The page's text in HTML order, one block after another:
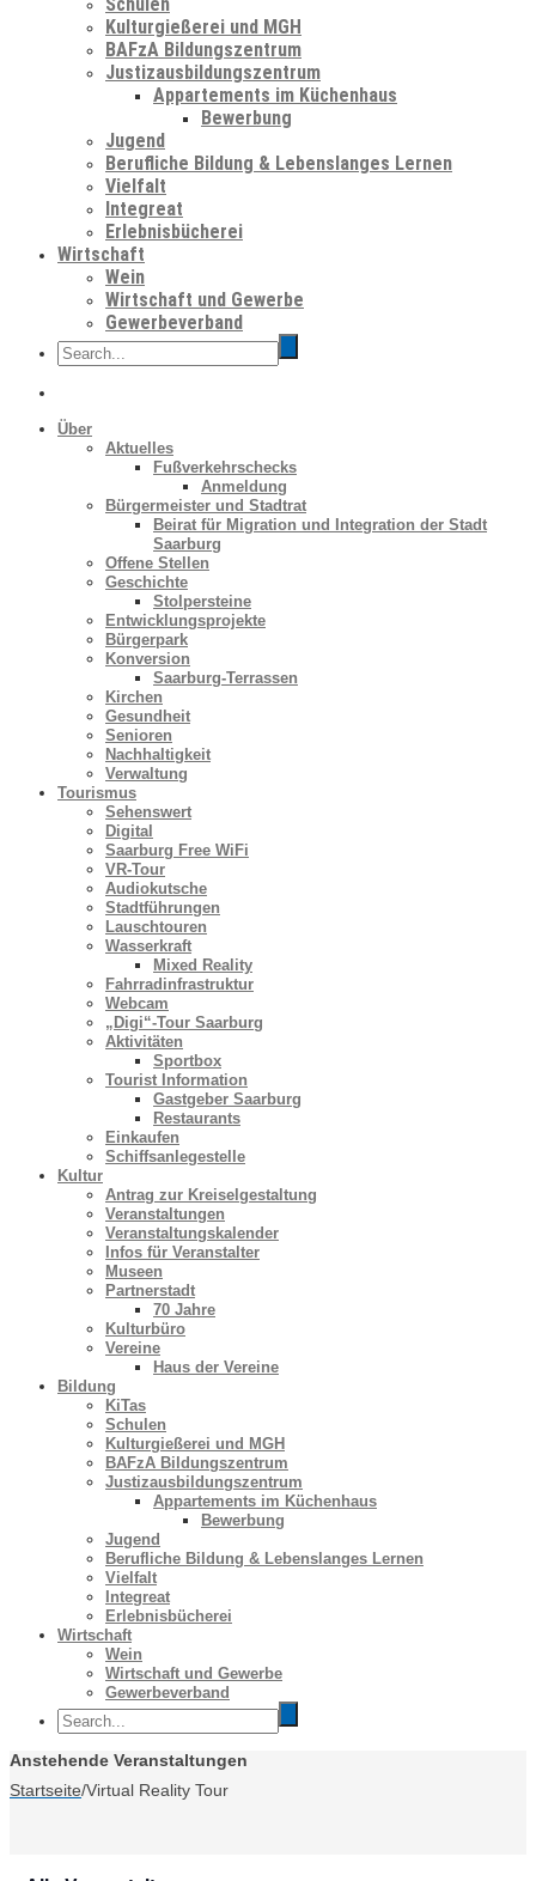
Kulturgießerei und MGH
BAFzA Bildungszentrum
Justizausbildungszentrum
Appartements im Küchenhaus
Bewerbung
Jugend
Berufliche Bildung & Lebenslanges Lernen
Vielfalt
Integreat
Erlebnisbücherei
Wirtschaft
Wein
Wirtschaft und Gewerbe
Gewerbeverband
Über
Aktuelles
Fußverkehrschecks
Anmeldung
Bürgermeister und Stadtrat
Beirat für Migration und Integration der Stadt
Saarburg
Offene Stellen
Geschichte
Stolpersteine
Entwicklungsprojekte
Bürgerpark
Konversion
Saarburg-Terrassen
Kirchen
Gesundheit
Senioren
Nachhaltigkeit
Verwaltung
Tourismus
Sehenswert
Digital
Saarburg Free WiFi
VR-Tour
Audiokutsche
Stadtführungen
Lauschtouren
Wasserkraft
Mixed Reality
Fahrradinfrastruktur
Webcam
„Digi“-Tour Saarburg
Aktivitäten
Sportbox
Tourist Information
Gastgeber Saarburg
Restaurants
Einkaufen
Schiffsanlegestelle
Kultur
Antrag zur Kreiselgestaltung
Veranstaltungen
Veranstaltungskalender
Infos für Veranstalter
Museen
Partnerstadt
70 Jahre
Kulturbüro
Vereine
Haus der Vereine
Bildung
KiTas
Schulen
Kulturgießerei und MGH
BAFzA Bildungszentrum
Justizausbildungszentrum
Appartements im Küchenhaus
Bewerbung
Jugend
Berufliche Bildung & Lebenslanges Lernen
Vielfalt
Integreat
Erlebnisbücherei
Wirtschaft
Wein
Wirtschaft und Gewerbe
Gewerbeverband
Anstehende Veranstaltungen
Startseite/Virtual Reality Tour